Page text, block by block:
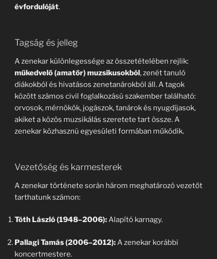
évfordulóját.
Tagság és jelleg
A zenekar különlegessége az összetételében rejlik:
műkedvelő (amatőr) muzsikusokból, zenét tanuló
diákokból és hivatásos zenetanárokból áll. A tagok
között számos civil foglalkozású szakember található:
orvosok, mérnökök, jogászok, tanárok és nyugdíjasok,
akiket a közös muzsikálás szeretete tart össze. A
zenekar közhasznú egyesületi formában működik.
Vezetőség és karmesterek
A zenekar története során három meghatározó vezetőt
tarthatunk számon:
Tóth László (1948–2006):Alapító karnagy.
Pallagi Tamás (2006–2012): A zenekar korábbi
koncertmestere.